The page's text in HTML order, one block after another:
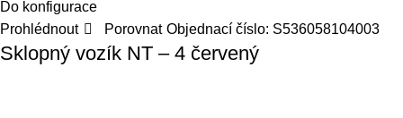
Do konfigurace
Prohlédnout
Porovnat Objednací číslo: S536058104003
Sklopný vozík NT – 4 červený